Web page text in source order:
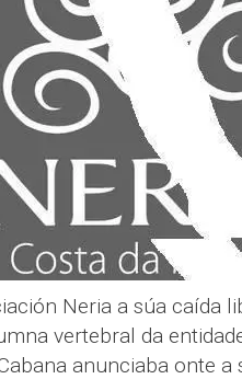
Neria a súa caída
vertebral da
anunciaba onte a